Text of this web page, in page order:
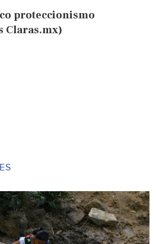
proteccionismo
Claras.mx)